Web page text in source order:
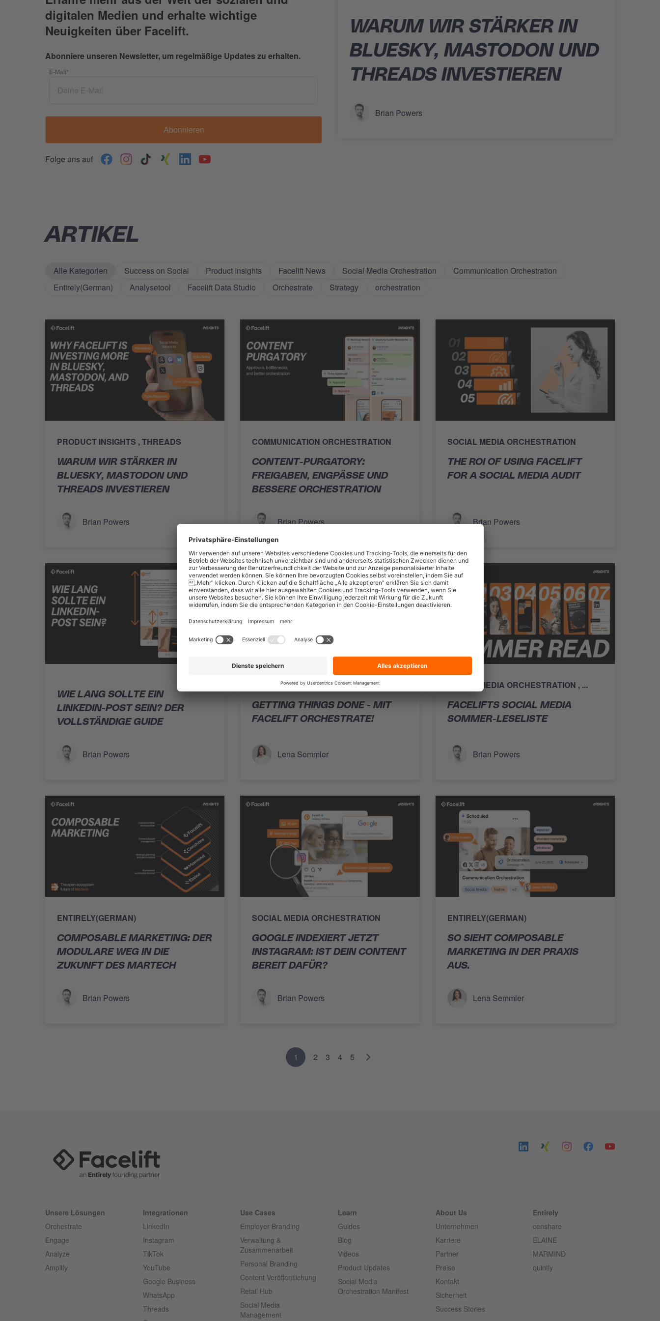
digitalen Medien und erhalte wichtige
Neuigkeiten über Facelift.
Abonniere unseren Newsletter, um regelmäßige Updates zu erhalten.
E-Mail*
Folge uns auf
WARUM WIR STÄRKER IN
BLUESKY, MASTODON UND
THREADS INVESTIEREN
Brian Powers
ARTIKEL
Alle Kategorien Success on Social Product Insights Facelift News Social Media Orchestration
Communication Orchestration
Entirely(German)
Analysetool Facelift Data Studio Orchestrate Strategy orchestration
PRODUCT INSIGHTS THREADS
WARUM WIR STÄRKER IN
BLUESKY, MASTODON UND
THREADS INVESTIEREN
Brian Powers
COMMUNICATION ORCHESTRATION
CONTENT-PURGATORY:
FREIGABEN, ENGPÄSSE UND
BESSERE ORCHESTRATION
Brian Powers
SOCIAL MEDIA ORCHESTRATION
THE ROI OF USING FACELIFT
FOR A SOCIAL MEDIA AUDIT
Brian Powers
WIE LANG SOLLTE EIN
LINKEDIN-POST SEIN? DER
VOLLSTÄNDIGE GUIDE
Brian Powers
COMMUNICATION ORCHESTRATION
GETTING THINGS DONE - MIT
FACELIFT ORCHESTRATE!
Lena Semmler
SOCIAL MEDIA ORCHESTRATION ...
FACELIFTS SOCIAL MEDIA
SOMMER-LESELISTE
Brian Powers
ENTIRELY(GERMAN)
COMPOSABLE MARKETING: DER
MODULARE WEG IN DIE
ZUKUNFT DES MARTECH
Brian Powers
SOCIAL MEDIA ORCHESTRATION
GOOGLE INDEXIERT JETZT
INSTAGRAM: IST DEIN CONTENT
BEREIT DAFÜR?
Brian Powers
ENTIRELY(GERMAN)
SO SIEHT COMPOSABLE
MARKETING IN DER PRAXIS
AUS.
Lena Semmler
1 2 3 4 5
Unsere Lösungen
Orchestrate
Engage
Analyze
Amplify
Integrationen
LinkedIn
Instagram
TikTok
YouTube
Google Business
WhatsApp
Threads
Use Cases
Employer Branding
Verwaltung &
Zusammenarbeit
Personal Branding
Content Veröffentlichung
Retail Hub
Social Media
Management
Learn
Guides
Blog
Videos
Product Updates
Social Media
Orchestration Manifest
About Us
Unternehmen
Karriere
Partner
Preise
Kontakt
Sicherheit
Success Stories
Entirely
censhare
ELAINE
MARMIND
quintly